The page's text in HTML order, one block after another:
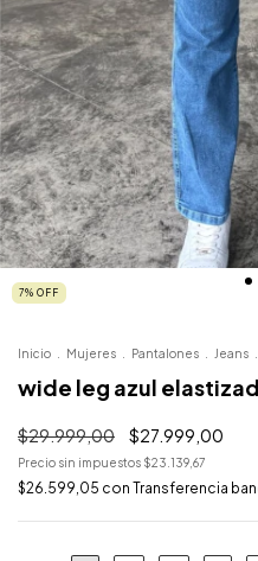
7% OFF
Inicio Mujeres Pantalones Jeans
wide leg azul
$29.999,00 $27.999,00
Precio sin impuestos $23.139,67
$26.599,05 con Transferencia